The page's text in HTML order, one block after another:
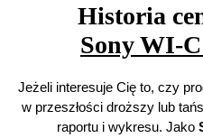
Historia
Sony WI-
Jeżeli interesuje Cię to, czy
w przeszłości droższy lub
raportu i wykresu. Jako